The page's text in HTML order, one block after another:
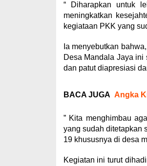
“ Diharapkan untuk
meningkatkan
kegiataan PKK yang
Ia menyebutkan
Desa Mandala Jaya
dan patut diapresiasi
BACA JUGA Angka
” Kita menghimbau
yang sudah ditetapkan
19 khususnya di desa
Kegiatan ini turut